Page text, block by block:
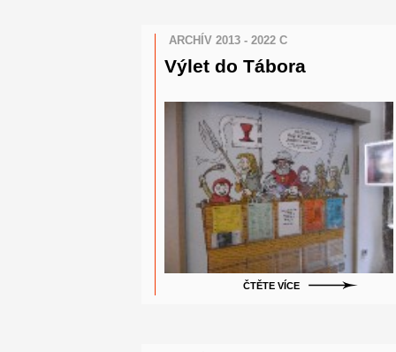
ARCHÍV 2013 - 2022 C
Výlet do Tábora
ČTĚTE VÍCE